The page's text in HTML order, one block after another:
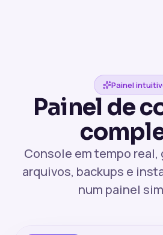
Painel
Painel de
Console em tempo real,
arquivos, backups e
num painel